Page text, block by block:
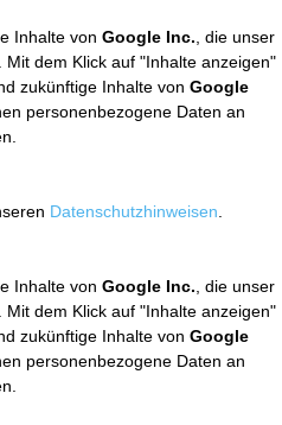
Inhalte von Google Inc. , die unser
dem Klick auf "Inhalte anzeigen"
zukünftige Inhalte von Google
personenbezogene Daten an
Datenschutzhinweisen
Inhalte von Google Inc. , die unser
dem Klick auf "Inhalte anzeigen"
zukünftige Inhalte von Google
personenbezogene Daten an